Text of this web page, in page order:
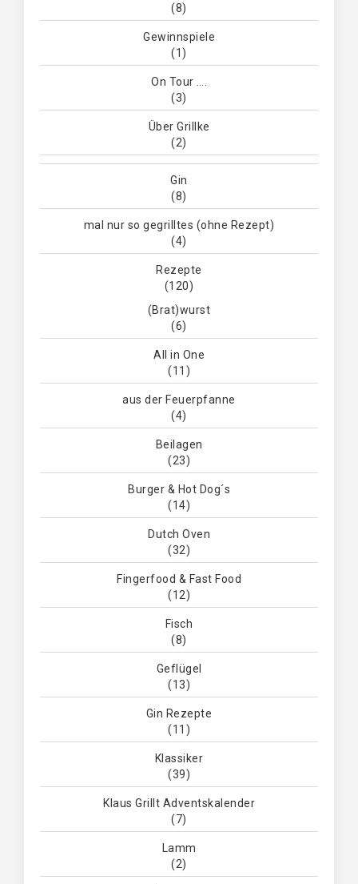
(8)
Gewinnspiele
(1)
On Tour ….
(3)
Über Grillke
(2)
Gin
(8)
mal nur so gegrilltes (ohne Rezept)
(4)
Rezepte
(120)
(Brat)wurst
(6)
All in One
(11)
aus der Feuerpfanne
(4)
Beilagen
(23)
Burger & Hot Dog´s
(14)
Dutch Oven
(32)
Fingerfood & Fast Food
(12)
Fisch
(8)
Geflügel
(13)
Gin Rezepte
(11)
Klassiker
(39)
Klaus Grillt Adventskalender
(7)
Lamm
(2)